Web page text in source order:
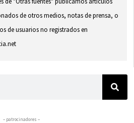
de otros medios, notas de prensa, o
de usuarios no registrados en
– patrocinadores –